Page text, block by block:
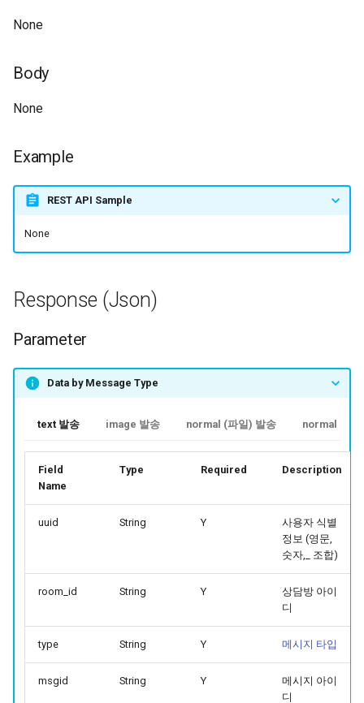
None
Body
None
Example
REST API Sample
None
Response (Json)
Parameter
Data by Message Type
text 발송 image 발송 normal (파일) 발송 normal (텍
Field
Name
Type Required Description
uuid String Y
사용자 식별
정보 (영문,
숫자,_ 조합)
room_id String Y
상담방 아이
디
type String Y 메시지 타입
msgid String Y
메시지 아이
디